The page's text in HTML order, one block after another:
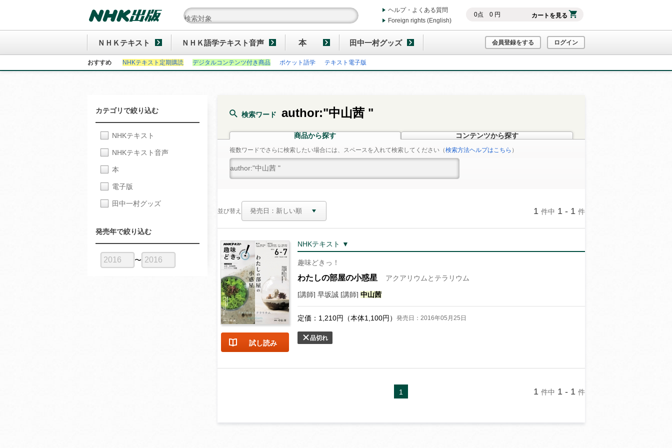
0点 0円 カートを見る
ヘルプ・よくある質問
Foreign rights (English)
ＮＨＫテキスト ＮＨＫ語学テキスト音声 本 田中一村グッズ 会員登録をする ログイン
おすすめ NHKテキスト定期購読 デジタルコンテンツ付き商品 ポケット語学 テキスト電子版
検索ワード author:"中山茜 "
商品から探す コンテンツから探す
複数ワードでさらに検索したい場合には、スペースを入れて検索してください（検索方法ヘルプはこちら ）
並び替え 1 件中 1 - 1 件
試し読み
NHKテキスト ▼
趣味どきっ！
わたしの部屋の小惑星 アクアリウムとテラリウム
[講師] 早坂誠 [講師] 中山茜
定価： 1,210円（本体1,100円） 発売日：2016年05月25日
品切れ
1 1 件中 1 - 1 件
カテゴリで絞り込む
NHKテキスト
NHKテキスト音声
本
電子版
田中一村グッズ
発売年で絞り込む
〜